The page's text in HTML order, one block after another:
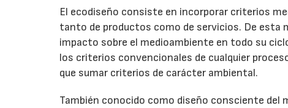
El ecodiseño consiste en incorporar criterios
tanto de productos como de servicios. De esta
impacto sobre el medioambiente en todo su
los criterios convencionales de cualquier
que sumar criterios de carácter ambiental.
También conocido como diseño consciente del